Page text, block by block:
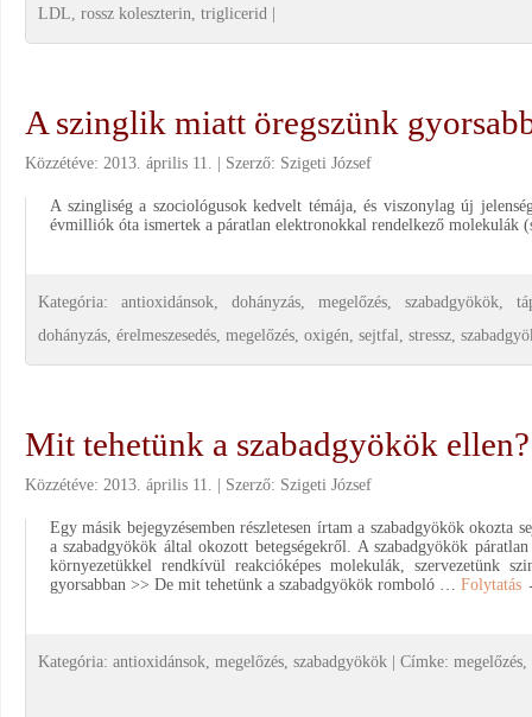
LDL, rossz koleszterin, triglicerid
A szinglik miatt öregszünk
Közzétéve: 2013. április 11. Szerző: Szigeti József
A szingliség a szociológusok kedvelt témája, és viszonylag új
évmilliók óta ismertek a páratlan elektronokkal rendelkező molekulák
Kategória: antioxidánsok dohányzás megelőzés szabadgyökök
dohányzás érelmeszesedés megelőzés oxigén sejtfal stressz
Mit tehetünk a szabadgyökök ellen?
Közzétéve: 2013. április 11. Szerző: Szigeti József
Egy másik bejegyzésemben részletesen írtam a szabadgyökök okozta
a szabadgyökök által okozott betegségekről. A szabadgyökök
környezetükkel rendkívül reakcióképes molekulák, szervezetünk
gyorsabban >> De mit tehetünk a szabadgyökök romboló … Folytatás
Kategória: antioxidánsok megelőzés szabadgyökök | Címke: megelőzés